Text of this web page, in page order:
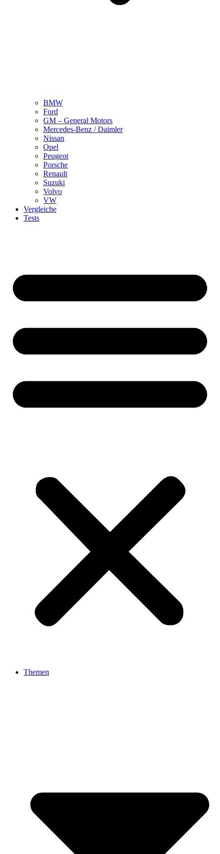
BMW
Ford
GM – General Motors
Mercedes-Benz / Daimler
Nissan
Opel
Peugeot
Porsche
Renault
Suzuki
Volvo
VW
Vergleiche
Tests
Themen